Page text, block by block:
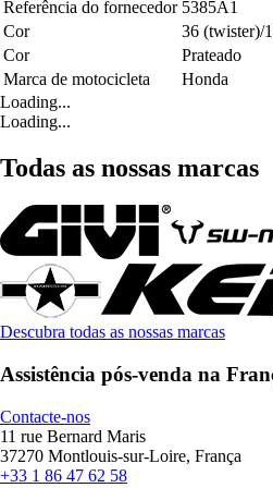
Referência do fornecedor 5385A1
Cor
36 (twister)/
Cor
Prateado
Marca de motocicleta
Honda
Loading...
Loading...
Todas as nossas marcas
Descubra todas as nossas marcas
Assistência pós-venda na
Contacte-nos
11 rue Bernard Maris
37270 Montlouis-sur-Loire, França
+33 1 86 47 62 58